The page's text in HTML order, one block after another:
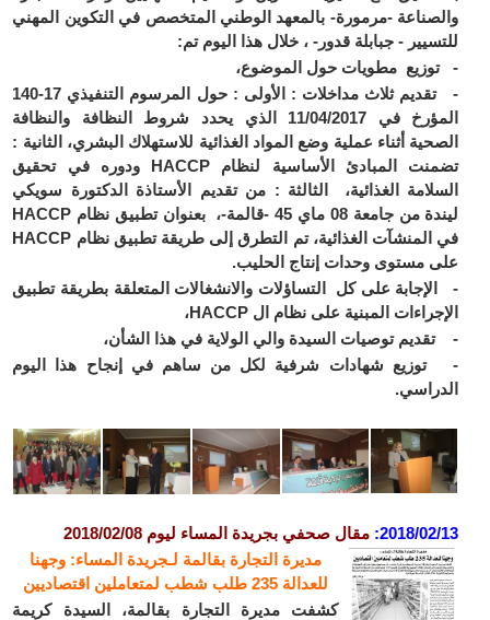
والصناعة -مرمورة- بالمعهد الوطني المتخصص في التكوين المهني
للتسيير - جبابلة قدور- ، خلال هذا اليوم تم:
- توزيع مطويات حول الموضوع،
- تقديم ثلاث مداخلات : الأولى : حول المرسوم التنفيذي 17-140
المؤرخ في 11/04/2017 الذي يحدد شروط النظافة والنظافة
الصحية أثناء عملية وضع المواد الغذائية للاستهلاك البشري، الثانية :
تضمنت المبادئ الأساسية لنظام HACCP ودوره في تحقيق
السلامة الغذائية، الثالثة : من تقديم الأستاذة الدكتورة سويكي
ليندة من جامعة 08 ماي 45 -قالمة-، بعنوان تطبيق نظام HACCP
في المنشآت الغذائية، تم التطرق إلى طريقة تطبيق نظام HACCP
على مستوى وحدات إنتاج الحليب.
- الإجابة على كل التساؤلات والانشغالات المتعلقة بطريقة تطبيق
الإجراءات المبنية على نظام ال HACCP،
- تقديم توصيات السيدة والي الولاية في هذا الشأن،
- توزيع شهادات شرفية لكل من ساهم في إنجاح هذا اليوم
الدراسي.
2018/02/13
: مقال صحفي بجريدة المساء ليوم 2018/02/08
مديرة التجارة بقالمة لـجريدة المساء: وجهنا
للعدالة 235 طلب شطب لمتعاملين اقتصاديين
كشفت مديرة التجارة بقالمة، السيدة كريمة